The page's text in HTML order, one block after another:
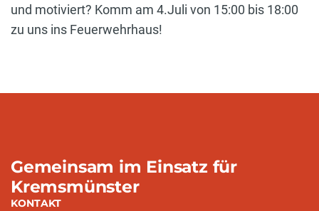
und motiviert? Komm am 4.Juli von 15:00 bis 18:00
zu uns ins Feuerwehrhaus!
Gemeinsam im Einsatz für
Kremsmünster
KONTAKT